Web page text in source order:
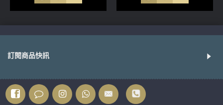
訂閱商品快訊